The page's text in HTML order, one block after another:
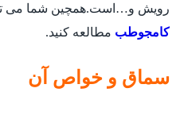
رویش و…است.همچین شما می
کامجوطب مطالعه کنید.
سماق و خواص آن